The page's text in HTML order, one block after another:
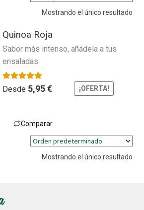
Mostrando el único resultado
Quinoa Roja
Sabor más intenso, añádela a tus
ensaladas.
Valorado con5.00 ¡OFERTA!
Desde 5,95€
Comparar
Este
producto
tieneMostrando el único resultado